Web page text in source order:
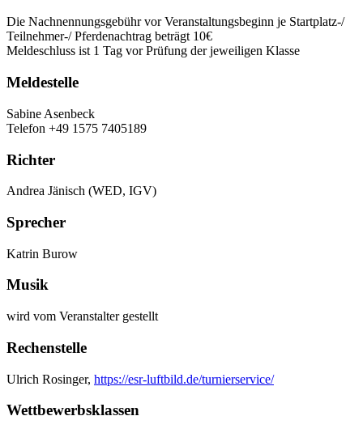
Die Nachnennungsgebühr vor Veranstaltungsbeginn je Startplatz-/
Teilnehmer-/ Pferdenachtrag beträgt 10€
Meldeschluss ist 1 Tag vor Prüfung der jeweiligen Klasse
Meldestelle
Sabine Asenbeck
Telefon +49 1575 7405189
Richter
Andrea Jänisch (WED, IGV)
Sprecher
Katrin Burow
Musik
wird vom Veranstalter gestellt
Rechenstelle
Ulrich Rosinger, https://esr-luftbild.de/turnierservice/
Wettbewerbsklassen